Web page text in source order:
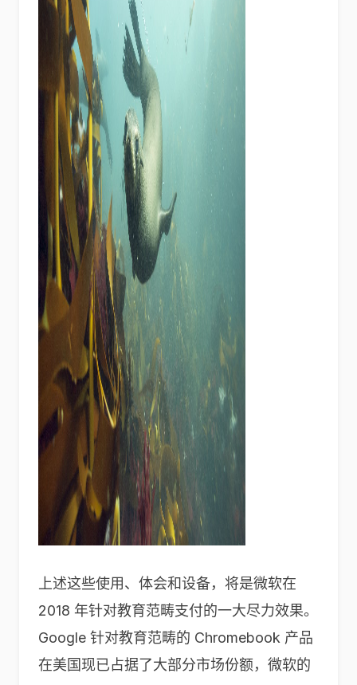
上述这些使用、体会和设备，将是微软在
2018 年针对教育范畴支付的一大尽力效果。
Google 针对教育范畴的 Chromebook 产品
在美国现已占据了大部分市场份额，微软的